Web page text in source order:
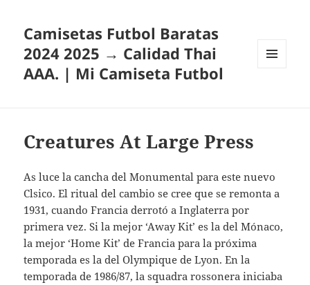
Camisetas Futbol Baratas
2024 2025 → Calidad Thai
AAA. | Mi Camiseta Futbol
Creatures At Large Press
As luce la cancha del Monumental para este nuevo
Clsico. El ritual del cambio se cree que se remonta a
1931, cuando Francia derrotó a Inglaterra por
primera vez. Si la mejor ‘Away Kit’ es la del Mónaco,
la mejor ‘Home Kit’ de Francia para la próxima
temporada es la del Olympique de Lyon. En la
temporada de 1986/87, la squadra rossonera iniciaba